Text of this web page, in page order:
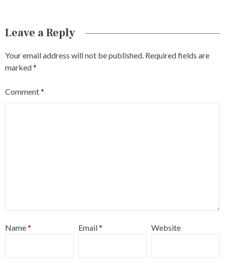
Leave a Reply
Your email address will not be published. Required fields are
marked*
Comment*
Name* Email* Website